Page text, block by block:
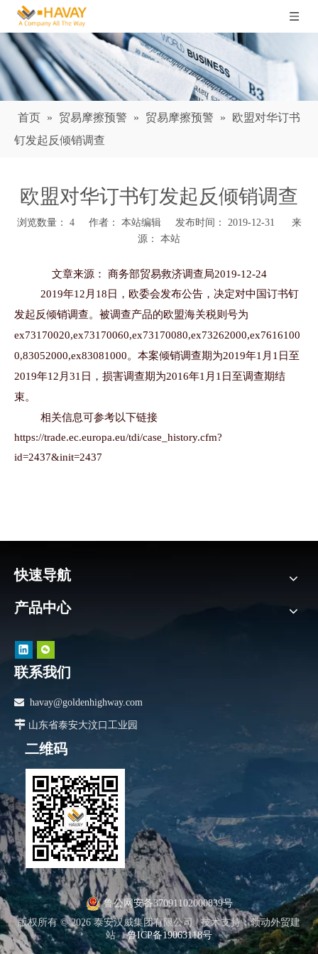
首页 » 贸易摩擦预警 » 贸易摩擦预警 »
欧盟对华订书
钉发起反倾销调查
欧盟对华订书钉发起反倾销调查
浏览数量： 4作者： 本站编辑 发布时间： 2019-12-31 来
源： 本站
文章来源： 商务部贸易救济调查局2019-12-24
2019年12月18日，欧委会发布公告，决定对中国订书钉
发起反倾销调查。被调查产品的欧盟海关税则号为
ex73170020,ex73170060,ex73170080,ex73262000,ex7616100
0,83052000,ex83081000。本案倾销调查期为2019年1月1日至
2019年12月31日，损害调查期为2016年1月1日至调查期结
束。
相关信息可参考以下链接
https://trade.ec.europa.eu/tdi/case_history.cfm?
id=2437&init=2437
快速导航
产品中心
联系我们
 havay@goldenhighway.com
 山东省泰安大汶口工业园
二维码
鲁公网安备37091102000839号
版权所有 ©2026泰安汉威集团有限公司 |技术支持：领动外贸建
站
鲁ICP备19063118号